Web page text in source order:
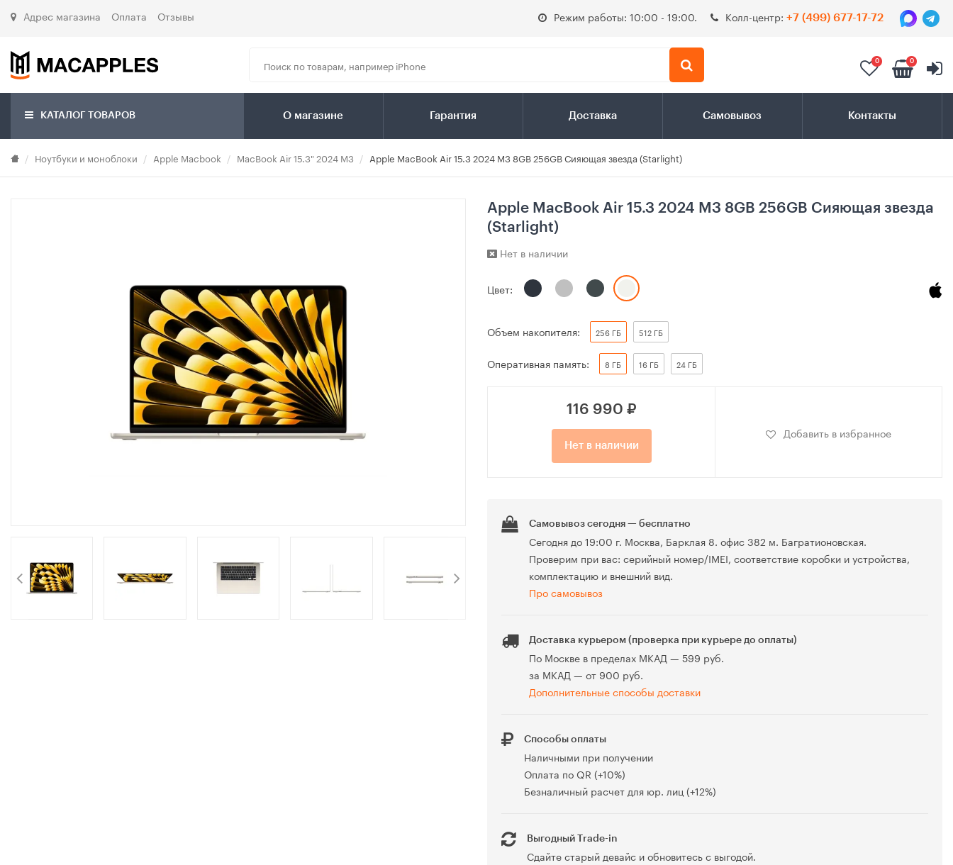
Адрес магазина Оплата Отзывы Режим работы: 10:00 - 19:00. Колл-центр: +7 (499) 677-17-72
0 0
КАТАЛОГ ТОВАРОВ О магазине Гарантия Доставка Самовывоз Контакты
Ноутбуки и моноблоки Apple Macbook MacBook Air 15.3" 2024 M3 Apple MacBook Air 15.3 2024 M3 8GB 256GB Сияющая звезда (Starlight)
Apple MacBook Air 15.3 2024 M3 8GB 256GB Сияющая звезда
(Starlight)
Нет в наличии
Цвет:
Объем накопителя: 256 ГБ 512 ГБ
Оперативная память: 8 ГБ 16 ГБ 24 ГБ
116 990 ₽
Нет в наличии
Добавить в избранное
Самовывоз сегодня — бесплатно
Сегодня до 19:00 г. Москва, Барклая 8. офис 382 м. Багратионовская.
Проверим при вас: серийный номер/IMEI, соответствие коробки и устройства,
комплектацию и внешний вид.
Про самовывоз
Доставка курьером (проверка при курьере до оплаты)
По Москве в пределах МКАД — 599 руб.
за МКАД — от 900 руб.
Дополнительные способы доставки
Способы оплаты
Наличными при получении
Оплата по QR (+10%)
Безналичный расчет для юр. лиц (+12%)
Выгодный Trade-in
Сдайте старый девайс и обновитесь с выгодой.